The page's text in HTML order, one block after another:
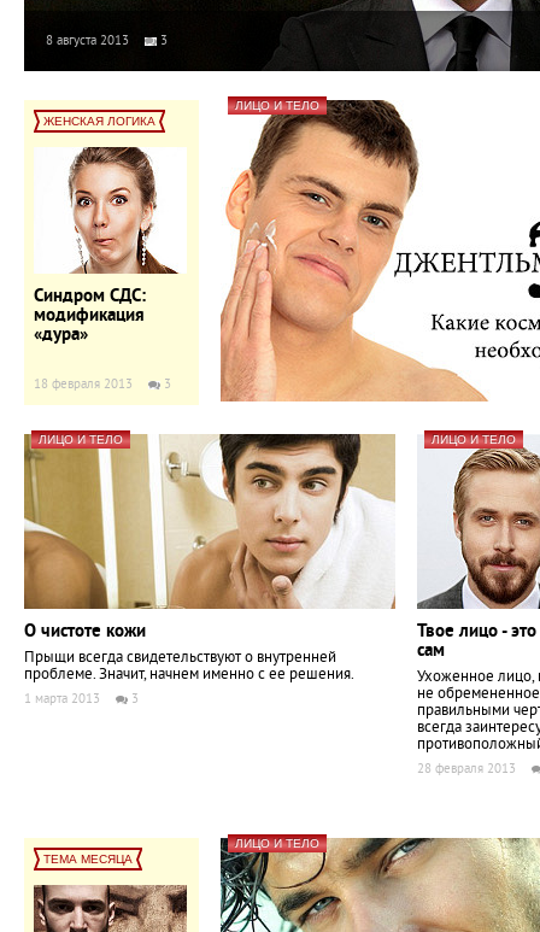
8 августа 2013 3
ЖЕНСКАЯ ЛОГИКА
Синдром СДС:
модификация
«дура»
18 февраля 2013 3
ЛИЦО И ТЕЛО
ЛИЦО И ТЕЛО
О чистоте кожи
Прыщи всегда свидетельствуют о внутренней
проблеме. Значит, начнем именно с ее решения.
1 марта 2013 3
ЛИЦО И ТЕЛО
Твое лицо -
сам
Ухоженное лицо,
не обремененное
правильными
всегда
28 февраля 2013
ТЕМА МЕСЯЦА
ЛИЦО И ТЕЛО